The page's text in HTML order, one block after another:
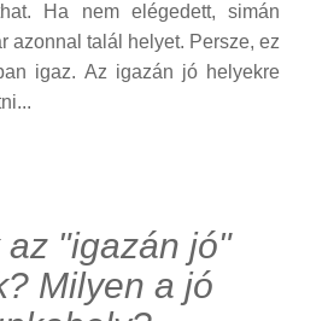
Ha nem elégedett, simán
azonnal talál helyet. Persze, ez
igaz. Az igazán jó helyekre
az "igazán jó"
Milyen a jó